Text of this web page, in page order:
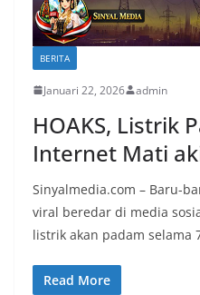
BERITA
Januari 22, 2026 admin
HOAKS, Listrik
Internet Mati
Sinyalmedia.com – Baru-
viral beredar di media
listrik akan padam selama
Read More